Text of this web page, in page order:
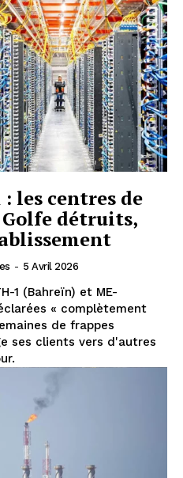
les centres de
Golfe détruits,
- 5 Avril 2026
1 (Bahreïn) et ME-
« complètement
de frappes
ses clients vers d'autres